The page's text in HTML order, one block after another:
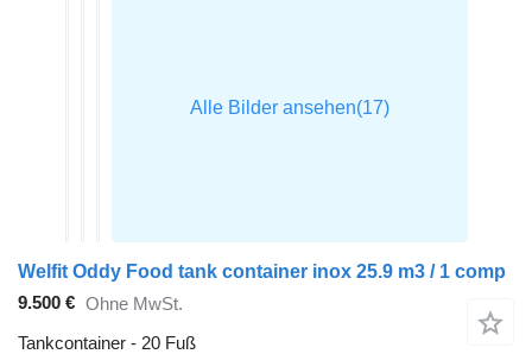
Welfit Oddy Food tank container inox 25.9 m3 / 1 comp
9.500 € Ohne MwSt.
Tankcontainer - 20 Fuß